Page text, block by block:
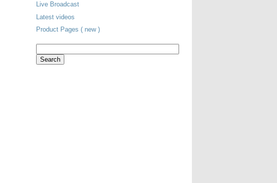
Live Broadcast
Latest videos
Product Pages ( new )